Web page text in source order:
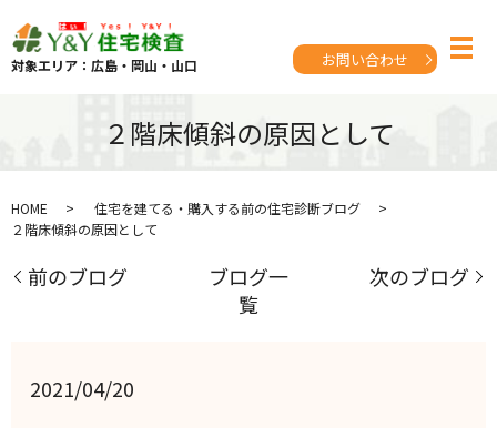
対象エリア：広島・岡山・山口 お問い合わせ
２階床傾斜の原因として
HOME
住宅を建てる・購入する前の住宅診断ブログ
２階床傾斜の原因として
前のブログ
ブログ一
覧
次のブログ
2021/04/20